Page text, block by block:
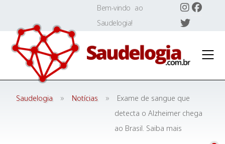
content
Bem-vindo ao
Saudelogia!
Saudelogia » Notícias »
Exame de sangue que
detecta o Alzheimer chega
ao Brasil. Saiba mais